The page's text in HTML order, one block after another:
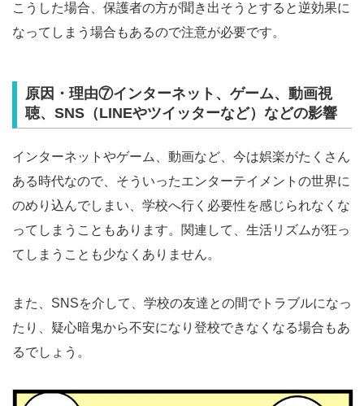
こうした場合、保護者の方が聞き出そうとすると逆効果に
なってしまう場合もあるので注意が必要です。
原因・理由⑦インターネット、ゲーム、動画視
聴、SNS（LINEやツイッターなど）などの影響
インターネットやゲーム、動画など、今は娯楽がたくさん
ある時代なので、そういったエンターテイメントの世界に
のめり込んでしまい、学校へ行く必要性を感じられなくな
ってしまうこともあります。関連して、生活リズムが狂っ
てしまうことも少なくありません。
また、SNSを介して、学校の友達との間でトラブルになっ
たり、疑心暗鬼から不安になり登校できなくなる場合もあ
るでしょう。